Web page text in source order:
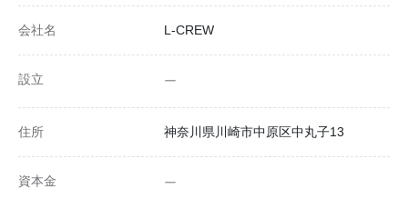
会社名 L-CREW
設立 ー
住所 神奈川県川崎市中原区中丸子13
資本金 ー